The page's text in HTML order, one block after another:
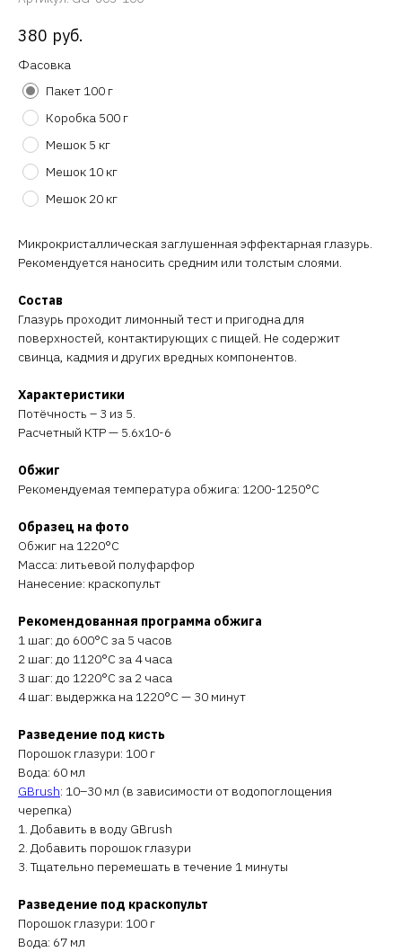
380 руб.
Фасовка
Пакет 100 г
Коробка 500 г
Мешок 5 кг
Мешок 10 кг
Мешок 20 кг
Микрокристаллическая заглушенная эффектарная глазурь.
Рекомендуется наносить средним или толстым слоями.
Состав
Глазурь проходит лимонный тест и пригодна для
поверхностей, контактирующих с пищей. Не содержит
свинца, кадмия и других вредных компонентов.
Характеристики
Потёчность – 3 из 5.
Расчетный КТР — 5.6х10-6
Обжиг
Рекомендуемая температура обжига: 1200-1250°C
Образец на фото
Обжиг на 1220°C
Масса: литьевой полуфарфор
Нанесение: краскопульт
Рекомендованная программа обжига
1 шаг: до 600°C за 5 часов
2 шаг: до 1120°C за 4 часа
3 шаг: до 1220°C за 2 часа
4 шаг: выдержка на 1220°C — 30 минут
Разведение под кисть
Порошок глазури: 100 г
Вода: 60 мл
GBrush: 10–30 мл (в зависимости от водопоглощения
черепка)
1. Добавить в воду GBrush
2. Добавить порошок глазури
3. Тщательно перемешать в течение 1 минуты
Разведение под краскопульт
Порошок глазури: 100 г
Вода: 67 мл